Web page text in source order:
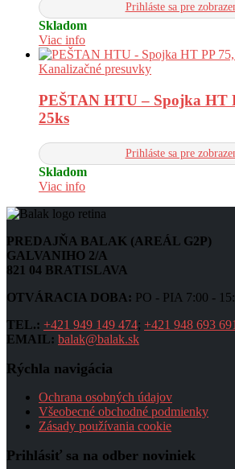
Prihláste sa pre
Skladom
Viac info
Kanalizačné presuvky
PEŠTAN HTU – Spojka HT
25ks
Prihláste sa pre
Skladom
Viac info
PREDAJŇA BALAK (AREÁL G2P)
GALVANIHO 2/A
821 04 BRATISLAVA
OTVÁRACIA DOBA: PO - PIA 7:00 -
TEL.: +421 949 149 474; +421 948 693 691
EMAIL: balak@balak.sk
Rýchla navigácia
Ochrana osobných údajov
Všeobecné obchodné podmienky
Zásady používania cookie
Prihlásiť sa na odber noviniek